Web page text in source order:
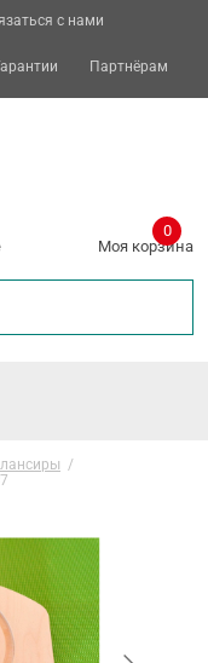
с нами
Партнёрам
Моя корзина
0
/